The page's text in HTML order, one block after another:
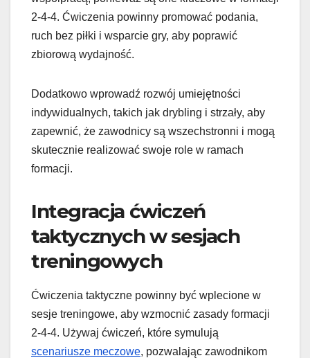
2-4-4. Ćwiczenia powinny promować podania,
ruch bez piłki i wsparcie gry, aby poprawić
zbiorową wydajność.
Dodatkowo wprowadź rozwój umiejętności
indywidualnych, takich jak drybling i strzały, aby
zapewnić, że zawodnicy są wszechstronni i mogą
skutecznie realizować swoje role w ramach
formacji.
Integracja ćwiczeń
taktycznych w sesjach
treningowych
Ćwiczenia taktyczne powinny być wplecione w
sesje treningowe, aby wzmocnić zasady formacji
2-4-4. Używaj ćwiczeń, które symulują
scenariusze meczowe, pozwalając zawodnikom